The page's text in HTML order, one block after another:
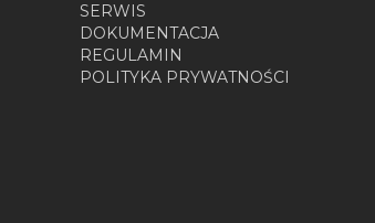
SERWIS
DOKUMENTACJA
REGULAMIN
POLITYKA PRYWATNOŚCI